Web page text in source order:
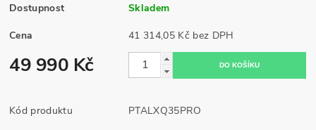
Dostupnost Skladem
Cena 41 314,05 Kč bez DPH
49 990 Kč
Kód produktu
PTALXQ35PRO